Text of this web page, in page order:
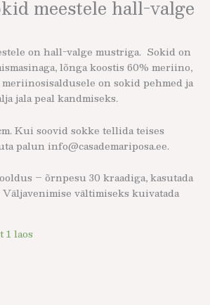
meestele hall-valge
on hall-valge mustriga. Sokid on
lõnga koostis 60% meriino,
on sokid pehmed ja
jala peal kandmiseks.
Kui soovid sokke tellida teises
palun info@casademariposa.ee.
– õrnpesu 30 kraadiga, kasutada
vältimiseks kuivatada
laos